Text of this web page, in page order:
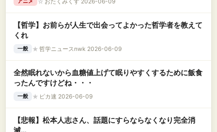
【哲学】お前らが人生で出会ってよかった哲学者を教えて
くれ
一般 ★ 哲学ニュースnwk 2026-06-09
全然眠れないから血糖値上げて眠りやすくするために飯食
ったんですけどね・・・
一般 ★ ピカ速 2026-06-09
【悲報】松本人志さん、話題にすらならなくなり完全消